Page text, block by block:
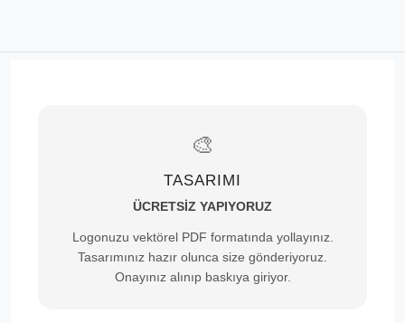
🎨
TASARIMI
ÜCRETSİZ YAPIYORUZ
Logonuzu vektörel PDF formatında yollayınız.
Tasarımınız hazır olunca size gönderiyoruz.
Onayınız alınıp baskıya giriyor.